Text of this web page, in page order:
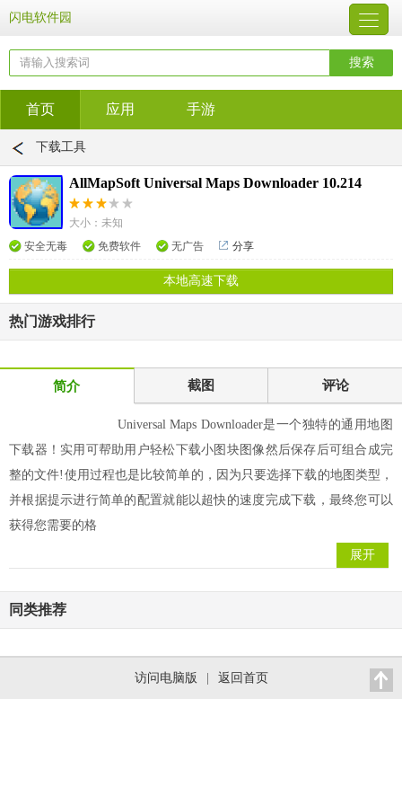
闪电软件园
首页 应用 手游
下载工具
AllMapSoft Universal Maps Downloader 10.214
大小：未知
安全无毒
免费软件 无广告 分享
本地高速下载
热门游戏排行
简介 截图 评论
Universal Maps Downloader是一个独特的通用地图
下载器！实用可帮助用户轻松下载小图块图像然后保存后可组合成完
整的文件!使用过程也是比较简单的，因为只要选择下载的地图类型，
并根据提示进行简单的配置就能以超快的速度完成下载，最终您可以
获得您需要的格
展开
同类推荐
访问电脑版 返回首页